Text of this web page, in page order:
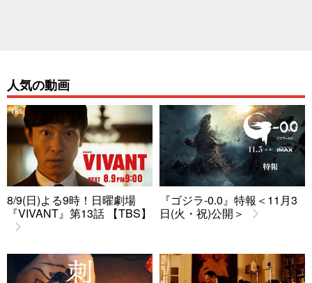
人気の動画
8/9(日)よる9時！日曜劇場
『VIVANT』第13話 【TBS】
『ゴジラ-0.0』特報＜11月3
日(火・祝)公開＞